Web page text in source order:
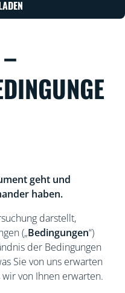
geht und
haben.
darstellt,
(„Bedingungen“)
der Bedingungen
Sie von uns erwarten
von Ihnen erwarten.